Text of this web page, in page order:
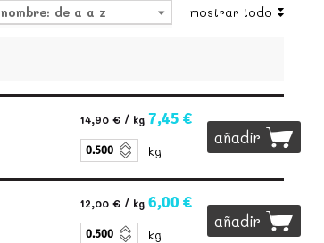
mostrar todo
nombre: de a a z
14,90 € / kg 7,45 €
kg
añadir
12,00 € / kg 6,00 €
kg
añadir